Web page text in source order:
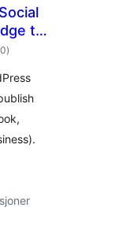
to
totale
vurderinger
)